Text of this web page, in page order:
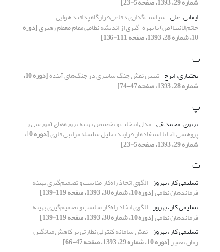
ایمانی، علی سیاست‌گذاری دفاعی قرارگاه پدافند هوایی
خاتم‌الانبیا(ص) با بهره-گیری از اندیشه نظامی مقام معظم رهبری[دوره
10، شماره 28، 1393، صفحه 111-136]
ب
بختیاری، ایرج تبیین نقش جنگ سایبری در جنگ‌های آینده [دوره 10،
شماره 28، 1393، صفحه 47-74]
پ
پرتوی، محمدتقی مدل انتخاب و تخصیص بهینه پروژه‌های آموزشی و
پژوهشی آجا با استفاده از فرایند تحلیل سلسله مراتبی فازی [دوره 10،
شماره 29، 1393، صفحه 5-23]
ت
تسلیمی کار، بهروز الگوی اتخاذ راه‌کار مناسب و تصمیم‌گیری بهینه
فرماندهان نظامی[دوره 10، شماره 30، 1393، صفحه 119-139]
تسلیمی کار، بهروز الگوی اتخاذ راه‌کار مناسب و تصمیم‌گیری بهینه
فرماندهان نظامی[دوره 10، شماره 30، 1393، صفحه 119-139]
تسلیمی کار، بهروز نقش سامانه کنترلی نظارتی بر کاهش میانگین
زمان تعمیر[دوره 10، شماره 29، 1393، صفحه 47-66]